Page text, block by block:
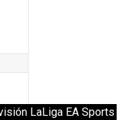
LaLiga EA Sports